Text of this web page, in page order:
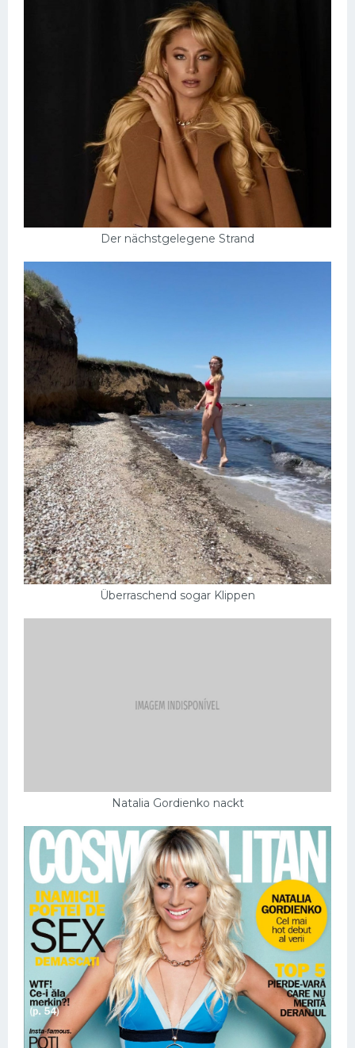
Der nächstgelegene Strand
Überraschend sogar Klippen
Natalia Gordienko nackt